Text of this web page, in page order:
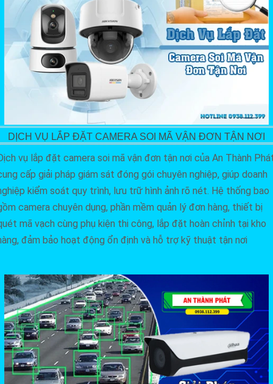
DỊCH VỤ LẮP ĐẶT CAMERA SOI MÃ VẬN ĐƠN TẬN NƠI
vụ lắp đặt camera soi mã vận đơn tận nơi của An Thành
cấp giải pháp giám sát đóng gói chuyên nghiệp, giúp doanh
kiểm soát quy trình, lưu trữ hình ảnh rõ nét. Hệ thống bao
camera chuyên dụng, phần mềm quản lý đơn hàng, thiết bị
mã vạch cùng phụ kiện thi công, lắp đặt hoàn chỉnh tại kho
đảm bảo hoạt động ổn định và hỗ trợ kỹ thuật tận nơi